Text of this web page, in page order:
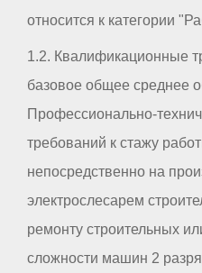
относится к категории
1.2. Квалификационные
базовое общее среднее
Профессионально-
требований к стажу
непосредственно на
электрослесарем
ремонту строительных
сложности машин 2